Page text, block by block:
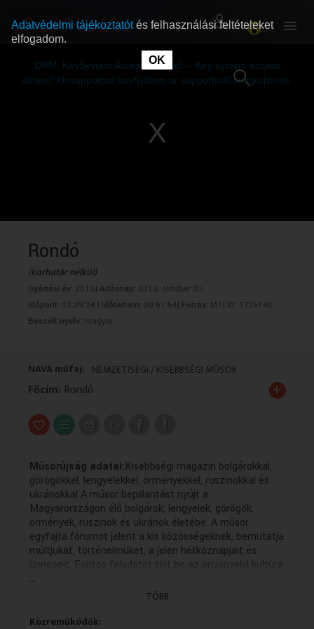
RÓLUNK
RÓLUNK
DRM: KeySystem Access Denied! -- Key system access
denied! Unsupported keySystem or supportedConfigurations.
Rondó
(korhatár nélkül)
Gyártási év: 2013| Adásnap: 2013. október 31.
Időpont: 12:29:24 | Időtartam: 00:51:54| Forrás: M1| ID: 1726140
Beszélt nyelv: magyar
NAVA műfaj: NEMZETISÉGI / KISEBBSÉGI MŰSOR
Főcím: Rondó +
Műsorújság adatai:Kisebbségi magazin bolgárokkal,
görögökkel, lengyelekkel, örményekkel, ruszinokkal és
ukránokkal A műsor bepillantást nyújt a
Magyarországon élő bolgárok, lengyelek, görögök,
örmények, ruszinok és ukránok életébe. A műsor
egyfajta fórumot jelent a kis közösségeknek, bemutatja
múltjukat, történelmüket, a jelen hétköznapjait és
ünnepeit. Fontos feladatot tölt be az anyanyelvi kultúra
ápolásában, hiszen a forgatott anyagok többsége az
adott kisebbség nyelvén készül magyar feliratozással. A
bolgárok, lengyelek, görögök, örmények, ruszinok és
...
TÖBB
Közreműködők:
Adatvédelmi tájékoztatótés felhasználási feltételeket
elfogadom.
OK